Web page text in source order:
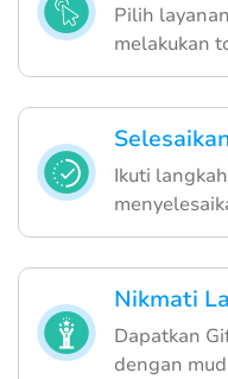
Pilih
melakukan
Ikuti
Nikmati
Dapatkan
dengan